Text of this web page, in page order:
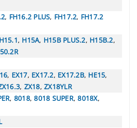
, FH16.2 PLUS, FH17.2, FH17.2
H15.1, H15A, H15B PLUS.2, H15B.2,
, EX17, EX17.2, EX17.2B, HE15,
, ZX18, ZX18YLR
, 8018,8018 SUPER,8018X,